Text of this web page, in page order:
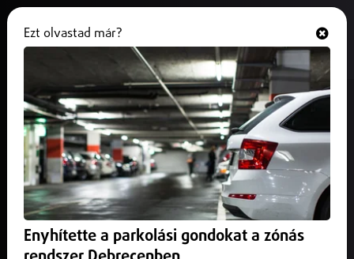
Új pályázatokkal készülnek a
nyíregyházi időseknek
2026. május 19.Nyíregyháza
Hamarosan meghirdetik Nyíregyházán az idei Alkotó
hétfői ülésén az Idősügyi Tanács.
Ezt olvastad már?
Enyhítette a parkolási gondokat a zónás